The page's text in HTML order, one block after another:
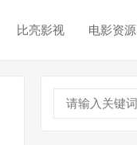
比亮影视 电影资源